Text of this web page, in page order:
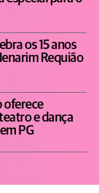
os 15 anos
Requião
oferece
e dança
PG